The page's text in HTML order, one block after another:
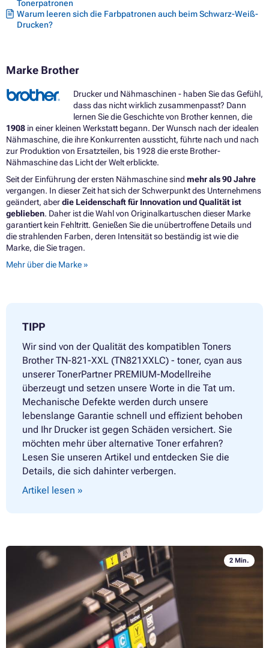
Tonerpatronen
Warum leeren sich die Farbpatronen auch beim Schwarz-Weiß-
Drucken?
Marke Brother
Drucker und Nähmaschinen - haben Sie das Gefühl,
dass das nicht wirklich zusammenpasst? Dann
lernen Sie die Geschichte von Brother kennen, die
1908 in einer kleinen Werkstatt begann. Der Wunsch nach der idealen
Nähmaschine, die ihre Konkurrenten aussticht, führte nach und nach
zur Produktion von Ersatzteilen, bis 1928 die erste Brother-
Nähmaschine das Licht der Welt erblickte.
Seit der Einführung der ersten Nähmaschine sind mehr als 90 Jahre
vergangen. In dieser Zeit hat sich der Schwerpunkt des Unternehmens
geändert, aberdie Leidenschaft für Innovation und Qualität ist
geblieben. Daher ist die Wahl von Originalkartuschen dieser Marke
garantiert kein Fehltritt. Genießen Sie die unübertroffene Details und
die strahlenden Farben, deren Intensität so beständig ist wie die
Marke, die Sie tragen.
Mehr über die Marke »
TIPP
Wir sind von der Qualität des kompatiblen Toners
Brother TN-821-XXL (TN821XXLC) - toner, cyan aus
unserer TonerPartner PREMIUM-Modellreihe
überzeugt und setzen unsere Worte in die Tat um.
Mechanische Defekte werden durch unsere
lebenslange Garantie schnell und effizient behoben
und Ihr Drucker ist gegen Schäden versichert. Sie
möchten mehr über alternative Toner erfahren?
Lesen Sie unseren Artikel und entdecken Sie die
Details, die sich dahinter verbergen.
Artikel lesen »
2 Min.